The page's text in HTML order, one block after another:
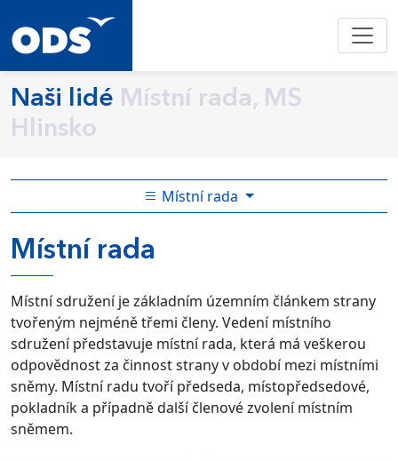
Naši lidé Místní rada, MS
Hlinsko
Místní rada
Místní rada
Místní sdružení je základním územním článkem strany
tvořeným nejméně třemi členy. Vedení místního
sdružení představuje místní rada, která má veškerou
odpovědnost za činnost strany v období mezi místními
sněmy. Místní radu tvoří předseda, místopředsedové,
pokladník a případně další členové zvolení místním
sněmem.